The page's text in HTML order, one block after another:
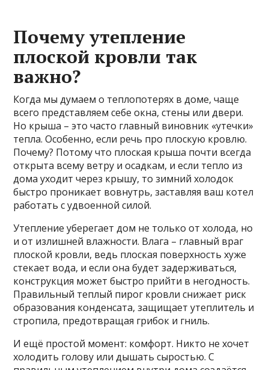
Почему утепление
плоской кровли так
важно?
Когда мы думаем о теплопотерях в доме, чаще
всего представляем себе окна, стены или двери.
Но крыша – это часто главный виновник «утечки»
тепла. Особенно, если речь про плоскую кровлю.
Почему? Потому что плоская крыша почти всегда
открыта всему ветру и осадкам, и если тепло из
дома уходит через крышу, то зимний холодок
быстро проникает вовнутрь, заставляя ваш котел
работать с удвоенной силой.
Утепление уберегает дом не только от холода, но
и от излишней влажности. Влага – главный враг
плоской кровли, ведь плоская поверхность хуже
стекает вода, и если она будет задерживаться,
конструкция может быстро прийти в негодность.
Правильный теплый пирог кровли снижает риск
образования конденсата, защищает утеплитель и
стропила, предотвращая грибок и гниль.
И ещё простой момент: комфорт. Никто не хочет
холодить голову или дышать сыростью. С